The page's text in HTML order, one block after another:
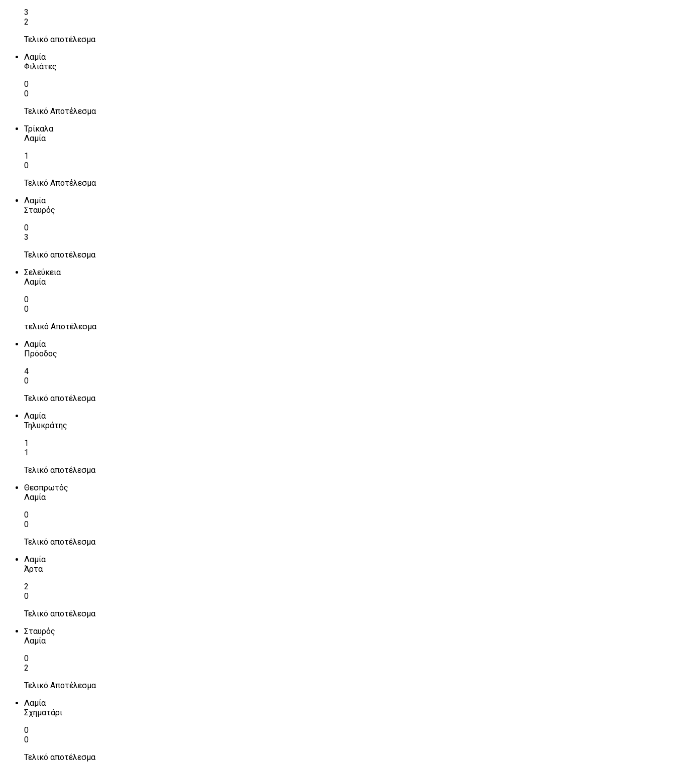
3
2
Τελικό αποτέλεσμα
Λαμία
Φιλιάτες
0
0
Τελικό Αποτέλεσμα
Τρίκαλα
Λαμία
1
0
Τελικό Αποτέλεσμα
Λαμία
Σταυρός
0
3
Τελικό αποτέλεσμα
Σελεύκεια
Λαμία
0
0
τελικό Αποτέλεσμα
Λαμία
Πρόοδος
4
0
Τελικό αποτέλεσμα
Λαμία
Τηλυκράτης
1
1
Τελικό αποτέλεσμα
Θεσπρωτός
Λαμία
0
0
Τελικό αποτέλεσμα
Λαμία
Άρτα
2
0
Τελικό αποτέλεσμα
Σταυρός
Λαμία
0
2
Τελικό Αποτέλεσμα
Λαμία
Σχηματάρι
0
0
Τελικό αποτέλεσμα